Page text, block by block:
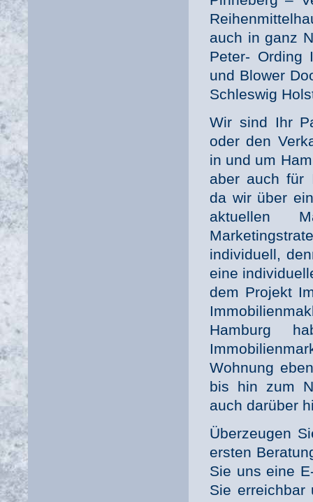
auch in ganz
Peter- Ording
und Blower
Schleswig
Wir sind Ihr
oder den
in und um
aber auch für
da wir über
aktuellen
individuell,
eine
dem Projekt
Hamburg
Wohnung
bis hin zum
auch darüber
Überzeugen
ersten
Sie uns eine
Sie erreichbar